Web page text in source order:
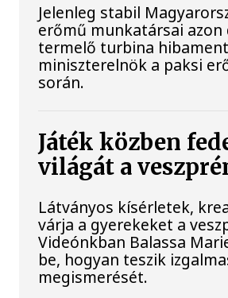
Jelenleg stabil
erőmű munkatársai
termelő turbina
miniszterelnök a paksi
során.
Játék közben
világát a
Látványos kísérletek,
várja a gyerekeket a
Videónkban Balassa
be, hogyan teszik
megismerését.